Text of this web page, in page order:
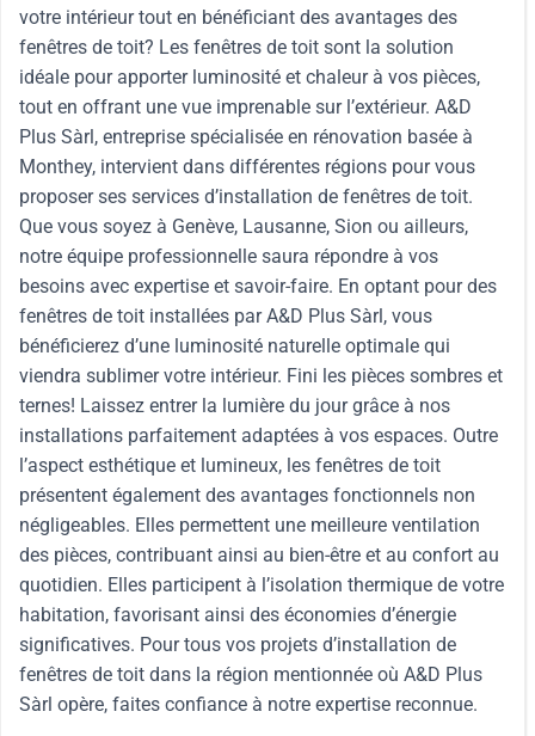
votre intérieur tout en bénéficiant des avantages des
fenêtres de toit? Les fenêtres de toit sont la solution
idéale pour apporter luminosité et chaleur à vos pièces,
tout en offrant une vue imprenable sur l’extérieur. A&D
Plus Sàrl, entreprise spécialisée en rénovation basée à
Monthey, intervient dans différentes régions pour vous
proposer ses services d’installation de fenêtres de toit.
Que vous soyez à Genève, Lausanne, Sion ou ailleurs,
notre équipe professionnelle saura répondre à vos
besoins avec expertise et savoir-faire. En optant pour des
fenêtres de toit installées par A&D Plus Sàrl, vous
bénéficierez d’une luminosité naturelle optimale qui
viendra sublimer votre intérieur. Fini les pièces sombres et
ternes! Laissez entrer la lumière du jour grâce à nos
installations parfaitement adaptées à vos espaces. Outre
l’aspect esthétique et lumineux, les fenêtres de toit
présentent également des avantages fonctionnels non
négligeables. Elles permettent une meilleure ventilation
des pièces, contribuant ainsi au bien-être et au confort au
quotidien. Elles participent à l’isolation thermique de votre
habitation, favorisant ainsi des économies d’énergie
significatives. Pour tous vos projets d’installation de
fenêtres de toit dans la région mentionnée où A&D Plus
Sàrl opère, faites confiance à notre expertise reconnue.